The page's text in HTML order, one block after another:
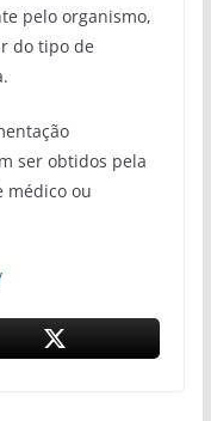
pelo organismo,
do tipo de
ser obtidos pela
médico ou